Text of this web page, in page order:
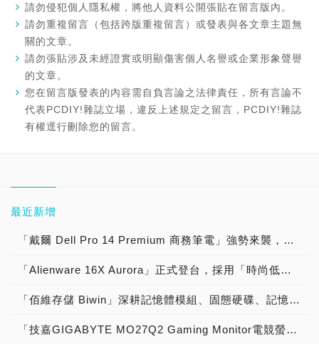
請勿侵犯個人隱私權，將他人資料公開張貼在留言版內。
請勿重複留言（包括跨版重複留言）或發表與各文章主題無
關的文章。
請勿張貼涉及未經證實或明顯傷害個人名譽或企業形象聲譽
的文章。
您在留言版發表的內容需自負言論之法律責任，所有言論不
代表PCDIY!雜誌立場，違反上述規定之留言，PCDIY!雜誌
有權逕行刪除您的留言。
最近新增
「戴爾 Dell Pro 14 Premium 商務筆電」強勢來襲，採用「時尚工藝外型，鎂合金超堅固，14吋超薄螢幕，24小時續航力，1,218g輕機身，優異性能表現，BTO 客製規格，軍規強固耐用」獲原價屋店長肯定推薦「商務筆電首選」提升職場競爭力價格：65,999元起！
「Alienware 16X Aurora」正式登台，採用「時尚低調外型，16吋超薄螢幕，雙ＳＳＤ架構，ＡＩ運行優化，多工商務加速，遊戲順跑流暢」獲欣亞數位肯定推薦「AI 商務電競筆電首選」辦公多工、暢玩遊戲價格：62,999元起！
「佰維存儲 Biwin」深耕記憶體模組、固態硬碟、記憶卡、嵌入式記憶儲存與半導體封測領域，在「消費級、企業級市場與工控市場」發光發熱，成為「數位存儲世界領導品牌」
「技嘉GIGABYTE MO27Q2 Gaming Monitor電競螢幕」強勢來襲，採用「時尚美學設計，QD-OLED驚艷視覺，240Hz極速顯示，絕佳黑階顯色，優質動態表現，超薄質感底座，電競戰術功能，三年烙印保固」獲原價屋店長肯定推薦「遊戲打怪神兵利器」制霸遊戲戰場價格：15,490元！